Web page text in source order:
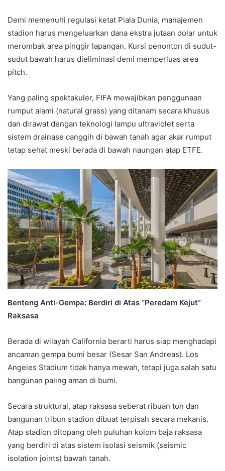
Demi memenuhi regulasi ketat Piala Dunia, manajemen
stadion harus mengeluarkan dana ekstra jutaan dolar untuk
merombak area pinggir lapangan. Kursi penonton di sudut-
sudut bawah harus dieliminasi demi memperluas area
pitch.
Yang paling spektakuler, FIFA mewajibkan penggunaan
rumput alami (natural grass) yang ditanam secara khusus
dan dirawat dengan teknologi lampu ultraviolet serta
sistem drainase canggih di bawah tanah agar akar rumput
tetap sehat meski berada di bawah naungan atap ETFE.
Benteng Anti-Gempa: Berdiri di Atas “Peredam Kejut”
Raksasa
Berada di wilayah California berarti harus siap menghadapi
ancaman gempa bumi besar (Sesar San Andreas). Los
Angeles Stadium tidak hanya mewah, tetapi juga salah satu
bangunan paling aman di bumi.
Secara struktural, atap raksasa seberat ribuan ton dan
bangunan tribun stadion dibuat terpisah secara mekanis.
Atap stadion ditopang oleh puluhan kolom baja raksasa
yang berdiri di atas sistem isolasi seismik (seismic
isolation joints) bawah tanah.